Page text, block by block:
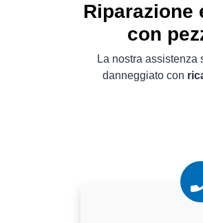
Riparazione
con
La nostra assistenza
danneggiato con